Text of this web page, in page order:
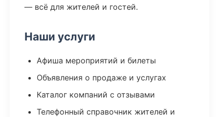
— всё для жителей и гостей.
Наши услуги
Афиша мероприятий и билеты
Объявления о продаже и услугах
Каталог компаний с отзывами
Телефонный справочник жителей и